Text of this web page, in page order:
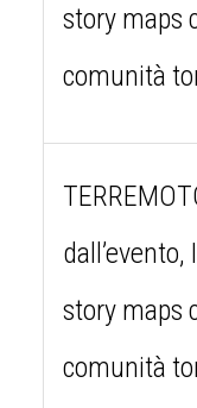
story maps
comunità
dall’evento,
story maps
comunità